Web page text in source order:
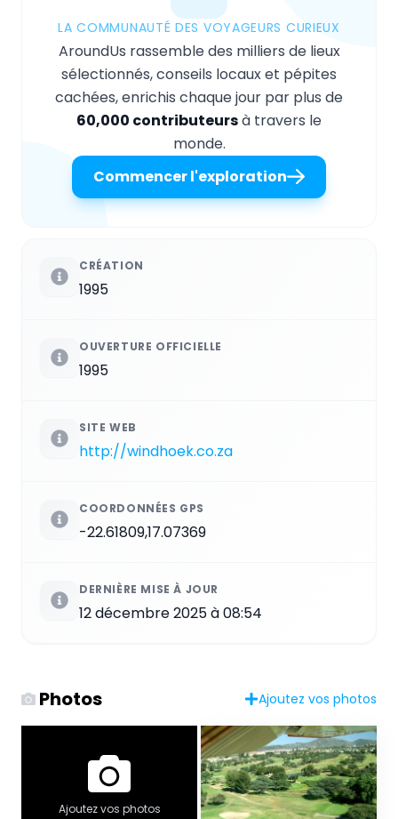
LA COMMUNAUTÉ DES VOYAGEURS CURIEUX
AroundUs rassemble des milliers de lieux
sélectionnés, conseils locaux et pépites
cachées, enrichis chaque jour par plus de
60,000 contributeursà travers le
monde.
Commencer l'exploration
CRÉATION
1995
OUVERTURE OFFICIELLE
1995
SITE WEB
http://windhoek.co.za
COORDONNÉES GPS
-22.61809,17.07369
DERNIÈRE MISE À JOUR
12 décembre 2025 à 08:54
Photos Ajoutez vos photos
Ajoutez vos photos